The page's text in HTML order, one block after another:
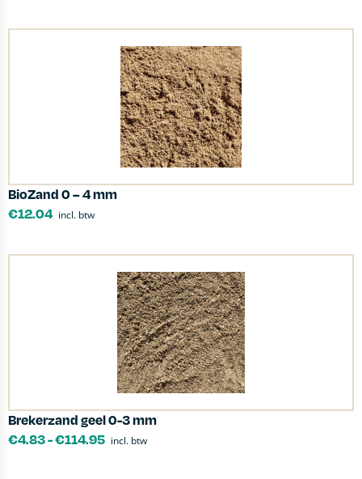
BioZand 0 – 4 mm
€12.04 incl. btw
Brekerzand geel 0-3 mm
€4.83-€114.95 incl. btw